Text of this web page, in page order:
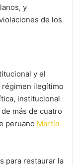
y
de los
y el
ilegítimo
institucional
más de cuatro
peruano Martín
para restaurar la